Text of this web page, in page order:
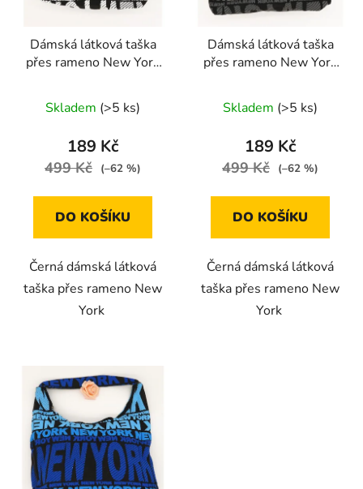
Dámská látková taška
přes rameno New York
Skladem (>5 ks)
189 Kč
499 Kč (–62 %)
DO KOŠÍKU
Černá dámská látková
taška přes rameno New
York
Dámská látková taška
přes rameno New York
Skladem (>5 ks)
189 Kč
499 Kč (–62 %)
DO KOŠÍKU
Černá dámská látková
taška přes rameno New
York